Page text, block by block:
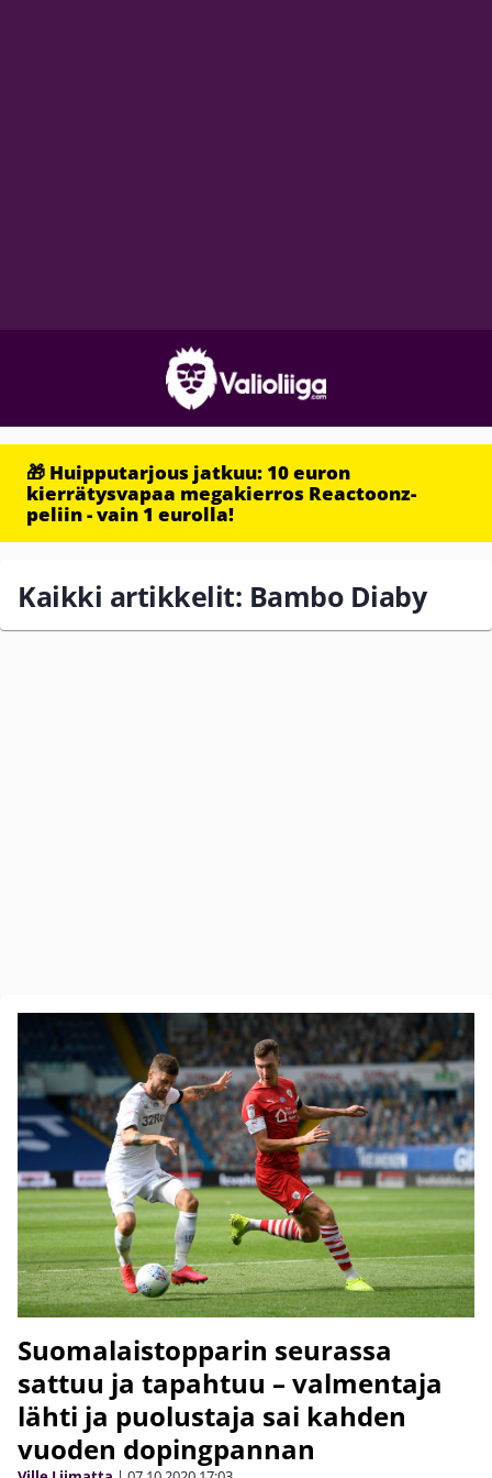
🎁 Huipputarjous jatkuu: 10 euron
kierrätysvapaa megakierros Reactoonz-
peliin - vain 1 eurolla!
Kaikki artikkelit: Bambo Diaby
Suomalaistopparin seurassa
sattuu ja tapahtuu – valmentaja
lähti ja puolustaja sai kahden
vuoden dopingpannan